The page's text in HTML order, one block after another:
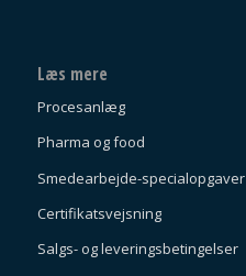
Læs mere
Procesanlæg
Pharma og food
Smedearbejde-specialopgaver
Certifikatsvejsning
Salgs- og leveringsbetingelser